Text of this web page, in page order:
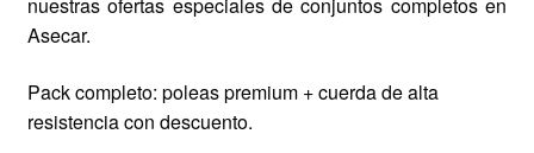
Asecar.
Pack completo: poleas premium + cuerda de alta
resistencia con descuento.